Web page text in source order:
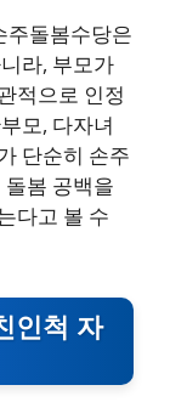
주돌봄수당은
라, 부모가
적으로 인정
모, 다자녀
단순히 손주
봄 공백을
다고 볼 수
인척 자